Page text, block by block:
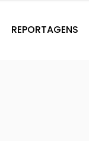
REPORTAGENS